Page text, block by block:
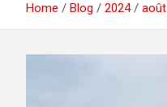
Home Blog 2024 août